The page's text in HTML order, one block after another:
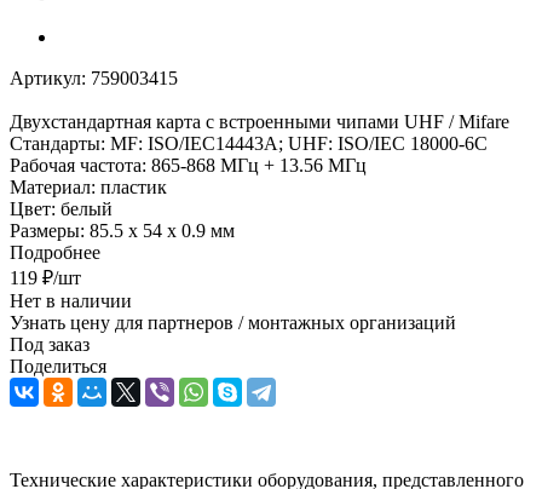
Артикул: 759003415
Двухстандартная карта с встроенными чипами UHF / Mifare
Стандарты: MF: ISO/IEC14443A; UHF: ISO/IEC 18000-6C
Рабочая частота: 865-868 МГц + 13.56 МГц
Материал: пластик
Цвет: белый
Размеры: 85.5 х 54 х 0.9 мм
Подробнее
119 ₽/шт
Нет в наличии
Узнать цену для партнеров / монтажных организаций
Под заказ
Поделиться
Технические характеристики оборудования, представленного